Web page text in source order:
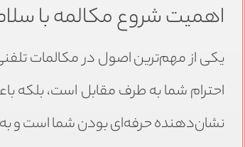
اهمیت شروع مکالمه با
یکی از مهم‌ترین اصول در مکالمات
احترام شما به طرف مقابل است، بلکه
نشان‌دهنده حرفه‌ای بودن شما است و